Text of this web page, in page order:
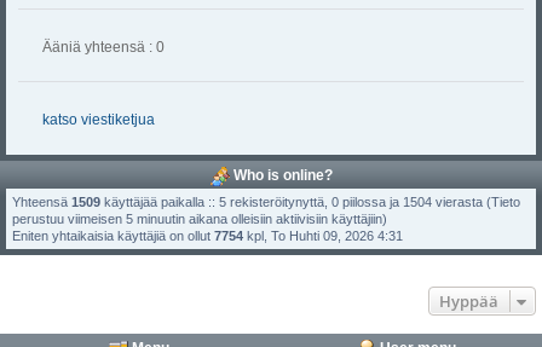
Ääniä yhteensä : 0
katso viestiketjua
Who is online?
Yhteensä 1509 käyttäjää paikalla :: 5 rekisteröitynyttä, 0 piilossa ja 1504 vierasta (Tieto
perustuu viimeisen 5 minuutin aikana olleisiin aktiivisiin käyttäjiin)
Eniten yhtaikaisia käyttäjiä on ollut 7754 kpl, To Huhti 09, 2026 4:31
Hyppää